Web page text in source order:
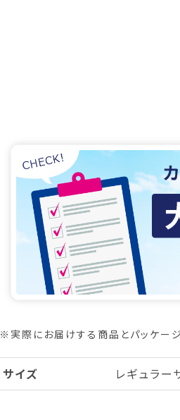
※実際にお届けする商品とパッケー
サイズ レギュラ